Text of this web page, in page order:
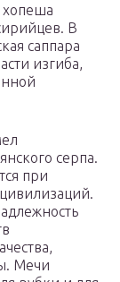
хопеша
В
саппара
изгиба,
серпа.
при
Мечи